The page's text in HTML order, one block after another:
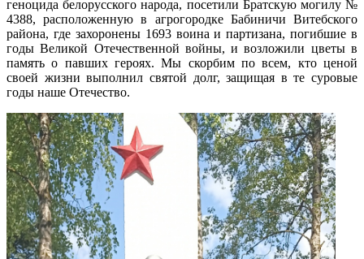
геноцида белорусского народа, посетили Братскую могилу №
4388, расположенную в агрогородке Бабиничи Витебского
района, где захоронены 1693 воина и партизана, погибшие в
годы Великой Отечественной войны, и возложили цветы в
память о павших героях. Мы скорбим по всем, кто ценой
своей жизни выполнил святой долг, защищая в те суровые
годы наше Отечество.